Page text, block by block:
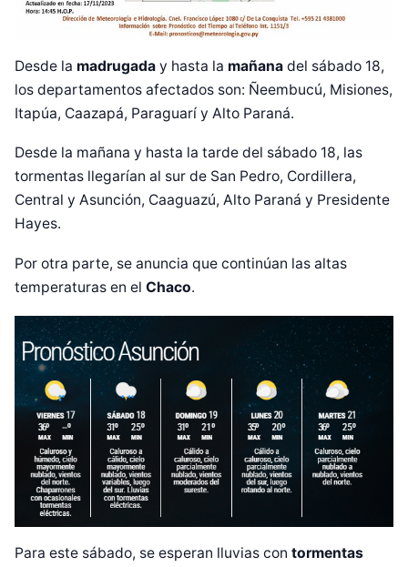
Desde la madrugada y hasta la mañana del sábado 18,
los departamentos afectados son: Ñeembucú, Misiones,
Itapúa, Caazapá, Paraguarí y Alto Paraná.
Desde la mañana y hasta la tarde del sábado 18, las
tormentas llegarían al sur de San Pedro, Cordillera,
Central y Asunción, Caaguazú, Alto Paraná y Presidente
Hayes.
Por otra parte, se anuncia que continúan las altas
temperaturas en el Chaco.
Para este sábado, se esperan lluvias con tormentas